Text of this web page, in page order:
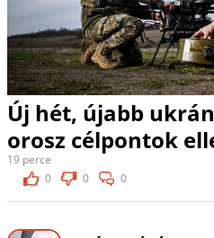
Új hét, újabb
orosz célpontok
19 perce
0
0 0